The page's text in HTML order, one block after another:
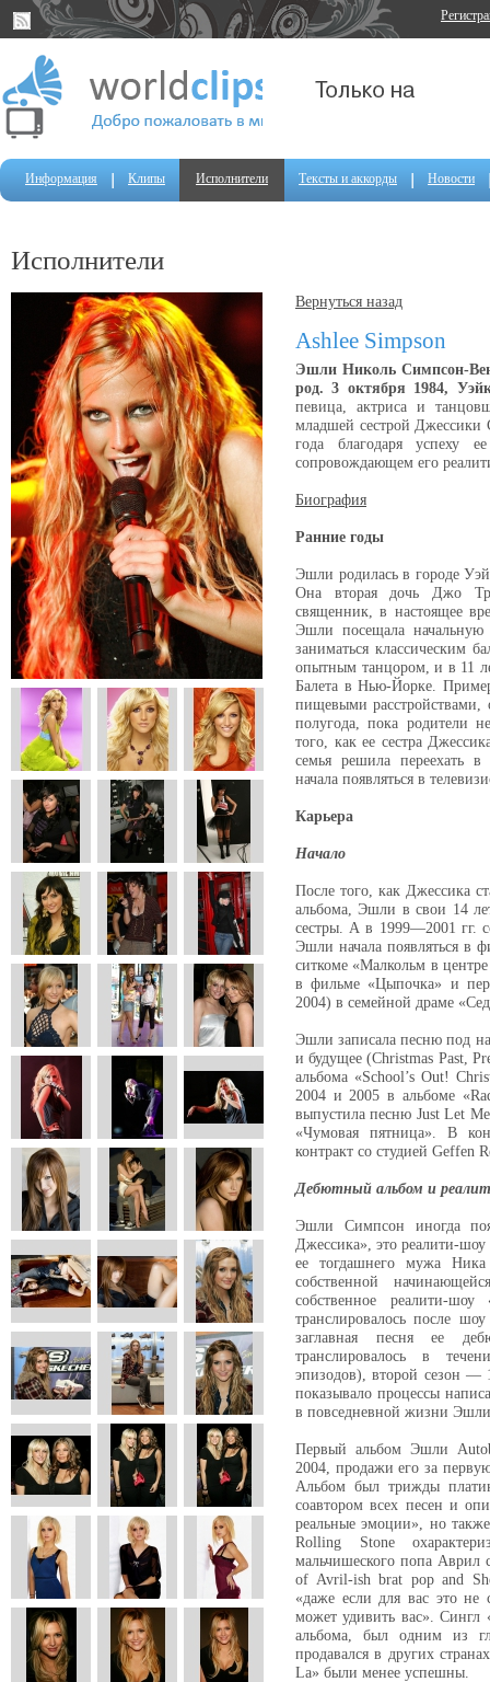
Информация Клипы Исполнители Тексты и аккорды Новости
Исполнители
Вернуться назад
Ashlee Simpson
Эшли Николь Симпсон-
род. 3 октября 1984,
певица, актриса и
младшей сестрой Джессики
года благодаря успеху
сопровождающем его
Биография
Ранние годы
Эшли родилась в городе
Она вторая дочь Джо
священник, в настоящее
Эшли посещала
заниматься классическим
опытным танцором, и в 11
Балета в Нью-Йорке.
пищевыми расстройствами,
полугода, пока родители
того, как ее сестра
семья решила переехать
начала появляться в
Карьера
Начало
После того, как Джессика
альбома, Эшли в свои 14
сестры. А в 1999—2001 гг.
Эшли начала появляться в
ситкоме «Малкольм в
в фильме «Цыпочка» и
2004) в семейной драме
Эшли записала песню под
и будущее (Christmas Past,
альбома «School’s Out!
2004 и 2005 в альбоме
выпустила песню Just Let
«Чумовая пятница». В
контракт со студией Geffen
Дебютный альбом и
Эшли Симпсон иногда
Джессика», это реалити-
ее тогдашнего мужа
собственной
собственное реалити-
транслировалось после
заглавная песня ее
транслировалось в
эпизодов), второй сезон —
показывало процессы
в повседневной жизни
Первый альбом Эшли
2004, продажи его за
Альбом был трижды
соавтором всех песен и
реальные эмоции», но
Rolling Stone
мальчишеского попа Аврил
of Avril-ish brat pop and
«даже если для вас это не
может удивить вас».
альбома, был одним из
продавался в других
La» были менее успешны.